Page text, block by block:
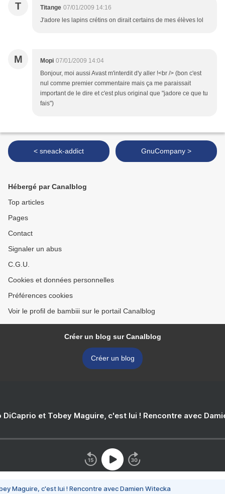
T Titange 07/01/2009 14:16
J'adore les lapins crétins on dirait certains de mes élèves lol
M Mopi 07/01/2009 14:04
Bonjour, moi aussi Avast m'interdit d'y aller !<br /> (bon c'est
nul comme premier commentaire mais ça me paraissait
important de le dire et c'est plus original que "jadore ce que tu
fais")
< sneack-addict GnuCompany >
Hébergé par Canalblog
Top articles
Pages
Contact
Signaler un abus
C.G.U.
Cookies et données personnelles
Préférences cookies
Voir le profil de bambiii sur le portail Canalblog
Créer un blog sur Canalblog
Créer un blog
DiCaprio et Tobey Maguire, c'est lui ! Rencontre avec
Maguire, c'est lui ! Rencontre avec Damien Witecka